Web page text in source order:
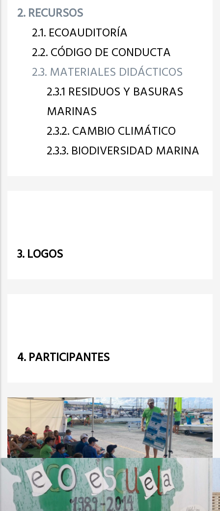
2. RECURSOS
2.1. ECOAUDITORÍA
2.2. CÓDIGO DE CONDUCTA
2.3. MATERIALES DIDÁCTICOS
2.3.1 RESIDUOS Y BASURAS
MARINAS
2.3.2. CAMBIO CLIMÁTICO
2.3.3. BIODIVERSIDAD MARINA
3. LOGOS
4. PARTICIPANTES